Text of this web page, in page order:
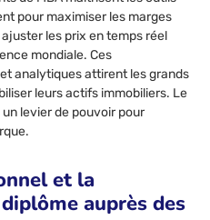
pour maximiser les marges
les prix en temps réel
mondiale. Ces
analytiques attirent les grands
leurs actifs immobiliers. Le
levier de pouvoir pour
et la
auprès des